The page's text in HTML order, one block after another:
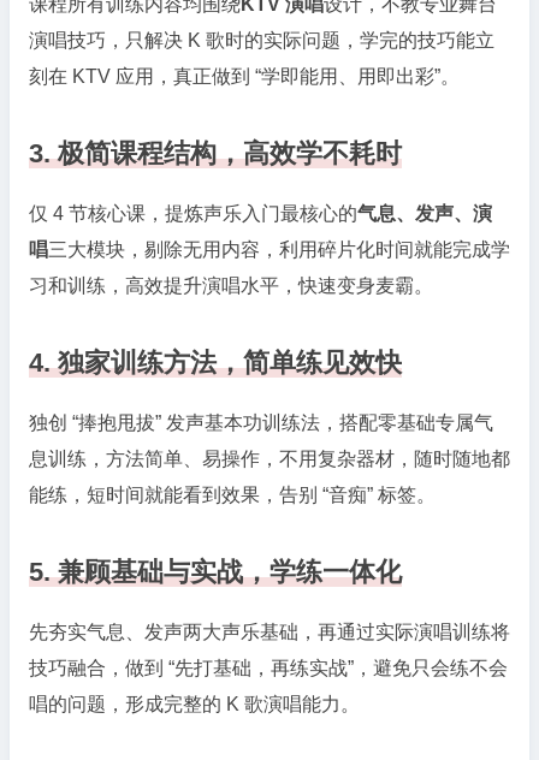
演唱技巧，只解决 K 歌时的实际问题，学完的技巧能立
刻在 KTV 应用，真正做到 “学即能用、用即出彩”。
3. 极简课程结构，高效学不耗时
仅 4 节核心课，提炼声乐入门最核心的气息、发声、演
唱三大模块，剔除无用内容，利用碎片化时间就能完成学
习和训练，高效提升演唱水平，快速变身麦霸。
4. 独家训练方法，简单练见效快
独创 “捧抱甩拔” 发声基本功训练法，搭配零基础专属气
息训练，方法简单、易操作，不用复杂器材，随时随地都
能练，短时间就能看到效果，告别 “音痴” 标签。
5. 兼顾基础与实战，学练一体化
先夯实气息、发声两大声乐基础，再通过实际演唱训练将
技巧融合，做到 “先打基础，再练实战”，避免只会练不会
唱的问题，形成完整的 K 歌演唱能力。